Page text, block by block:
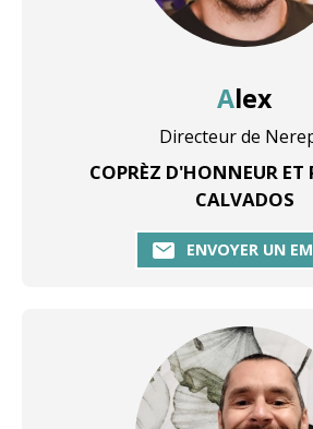
Alex
Directeur de
COPRÈZ D'HONNEUR ET
CALVADOS
ENVOYER UN